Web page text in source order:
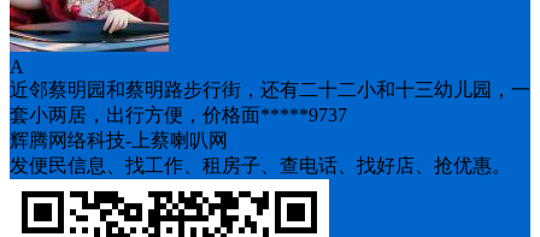
A
近邻蔡明园和蔡明路步行街，还有二十二小和十三幼儿园，一
套小两居，出行方便，价格面*****9737
辉腾网络科技-上蔡喇叭网
发便民信息、找工作、租房子、查电话、找好店、抢优惠。